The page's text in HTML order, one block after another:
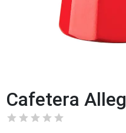
Cafetera